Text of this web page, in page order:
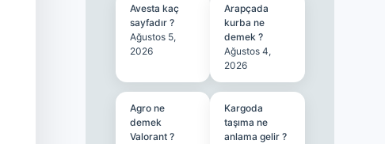
Avesta kaç
sayfadır ?
Ağustos 5,
2026
Arapçada
kurba ne
demek ?
Ağustos 4,
2026
Agro ne
demek
Valorant ?
Kargoda
taşıma ne
anlama gelir ?